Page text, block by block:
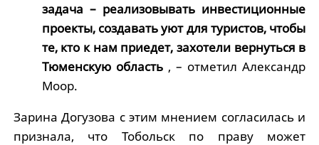
задача – реализовывать инвестиционные
проекты, создавать уют для туристов, чтобы
те, кто к нам приедет, захотели вернуться в
Тюменскую область , – отметил Александр
Моор.
Зарина Догузова с этим мнением согласилась и
признала, что Тобольск по праву может